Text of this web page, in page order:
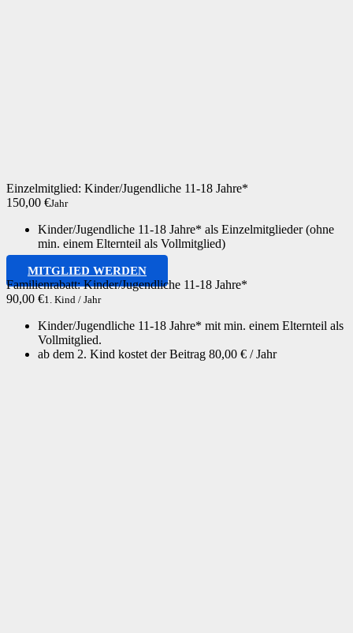
Einzelmitglied: Kinder/Jugendliche 11-18 Jahre*
150,00 €Jahr
Kinder/Jugendliche 11-18 Jahre* als Einzelmitglieder (ohne
min. einem Elternteil als Vollmitglied)
MITGLIED WERDEN
Familienrabatt: Kinder/Jugendliche 11-18 Jahre*
90,00 €1. Kind / Jahr
Kinder/Jugendliche 11-18 Jahre* mit min. einem Elternteil als
Vollmitglied.
ab dem 2. Kind kostet der Beitrag 80,00 € / Jahr